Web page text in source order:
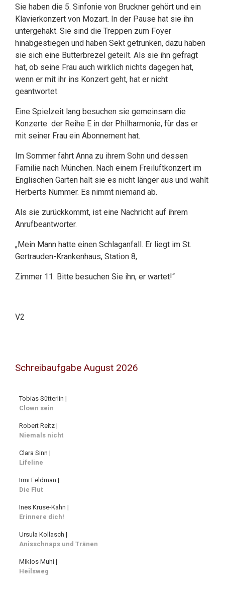
Sie haben die 5. Sinfonie von Bruckner gehört und ein
Klavierkonzert von Mozart. In der Pause hat sie ihn
untergehakt. Sie sind die Treppen zum Foyer
hinabgestiegen und haben Sekt getrunken, dazu haben
sie sich eine Butterbrezel geteilt. Als sie ihn gefragt
hat, ob seine Frau auch wirklich nichts dagegen hat,
wenn er mit ihr ins Konzert geht, hat er nicht
geantwortet.
Eine Spielzeit lang besuchen sie gemeinsam die
Konzerte der Reihe E in der Philharmonie, für das er
mit seiner Frau ein Abonnement hat.
Im Sommer fährt Anna zu ihrem Sohn und dessen
Familie nach München. Nach einem Freiluftkonzert im
Englischen Garten hält sie es nicht länger aus und wählt
Herberts Nummer. Es nimmt niemand ab.
Als sie zurückkommt, ist eine Nachricht auf ihrem
Anrufbeantworter.
„Mein Mann hatte einen Schlaganfall. Er liegt im St.
Gertrauden-Krankenhaus, Station 8,
Zimmer 11. Bitte besuchen Sie ihn, er wartet!“
V2
Schreibaufgabe August 2026
Tobias Sütterlin |
Clown sein
Robert Reitz |
Niemals nicht
Clara Sinn |
Lifeline
Irmi Feldman |
Die Flut
Ines Kruse-Kahn |
Erinnere dich!
Ursula Kollasch |
Anisschnaps und Tränen
Miklos Muhi |
Heilsweg